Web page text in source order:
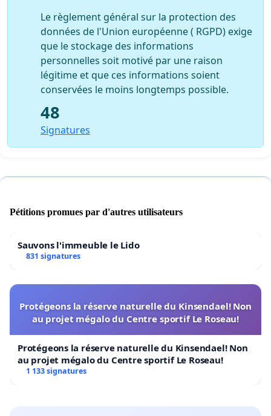
Le règlement général sur la protection des
données de l'Union européenne ( RGPD) exige
que le stockage des informations
personnelles soit motivé par une raison
légitime et que ces informations soient
conservées le moins longtemps possible.
48
Signatures
Pétitions promues par d'autres utilisateurs
Sauvons l'immeuble le Lido
831 signatures
Protégeons la réserve naturelle du Kinsendael! Non
au projet mégalo du Centre sportif Le Roseau!
Protégeons la réserve naturelle du Kinsendael! Non
au projet mégalo du Centre sportif Le Roseau!
1 133 signatures